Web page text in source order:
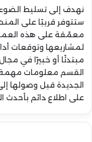
نهدف إلى تسليط
ستتوفر قريبًا على
معمّقة على هذه
لمشاريعها وتوقعات
مبتدئًا أو خبيرًا في
القسم معلومات
الجديدة قبل وصولها
على اطلاع دائم بأحدث